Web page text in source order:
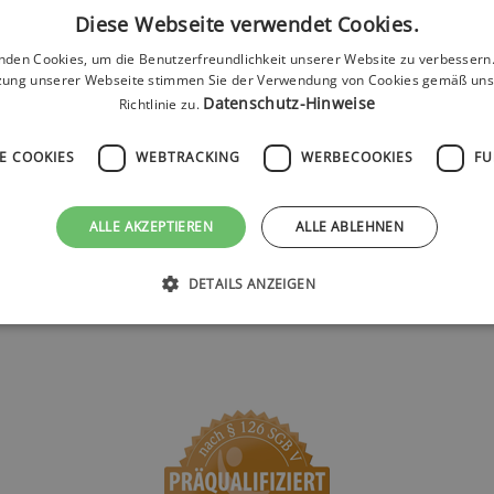
befestigen kann. Der Gurt hat eine
Produktty
p:
Farbe:
Sie uns einfach über info@spezimed.net (mit
Diese Webseite verwendet Cookies.
Cookies, um die Benutzerfreundlichkeit unserer Website zu
unserer Webseite stimmen Sie der Verwendung von Cookies gemäß
Richtlinie zu. Datenschutz-Hinweise
COOKIES WEBTRACKING WERBECOOKIES
ALLE AKZEPTIEREN ALLE ABLEHNEN
DETAILS ANZEIGEN